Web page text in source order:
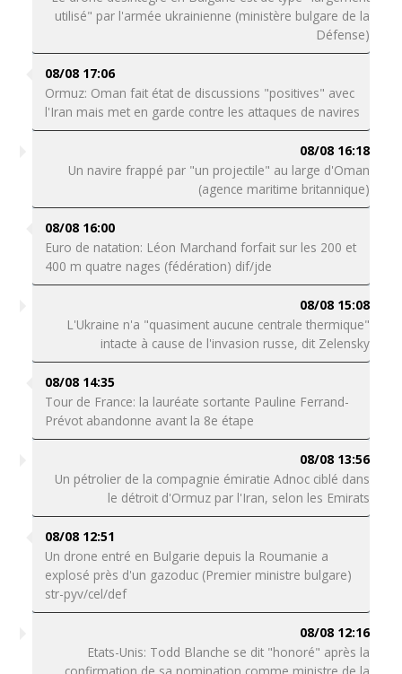
utilisé" par l'armée ukrainienne (ministère bulgare de la
Défense)
08/08 17:06
Ormuz: Oman fait état de discussions "positives" avec
l'Iran mais met en garde contre les attaques de navires
08/08 16:18
Un navire frappé par "un projectile" au large d'Oman
(agence maritime britannique)
08/08 16:00
Euro de natation: Léon Marchand forfait sur les 200 et
400 m quatre nages (fédération) dif/jde
08/08 15:08
L'Ukraine n'a "quasiment aucune centrale thermique"
intacte à cause de l'invasion russe, dit Zelensky
08/08 14:35
Tour de France: la lauréate sortante Pauline Ferrand-
Prévot abandonne avant la 8e étape
08/08 13:56
Un pétrolier de la compagnie émiratie Adnoc ciblé dans
le détroit d'Ormuz par l'Iran, selon les Emirats
08/08 12:51
Un drone entré en Bulgarie depuis la Roumanie a
explosé près d'un gazoduc (Premier ministre bulgare)
str-pyv/cel/def
08/08 12:16
Etats-Unis: Todd Blanche se dit "honoré" après la